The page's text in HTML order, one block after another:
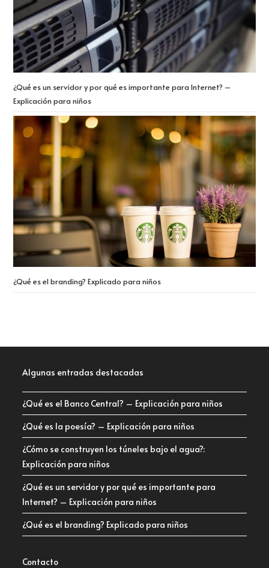
¿Qué es un servidor y por qué es importante para Internet? –
Explicación para niños
¿Qué es el branding? Explicado para niños
Algunas entradas destacadas
¿Qué es el Banco Central? – Explicación para niños
¿Qué es la poesía? – Explicación para niños
¿Cómo se construyen los túneles bajo el agua?:
Explicación para niños
¿Qué es un servidor y por qué es importante para
Internet? – Explicación para niños
¿Qué es el branding? Explicado para niños
Contacto